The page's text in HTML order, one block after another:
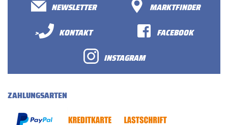
NEWSLETTER
MARKTFINDER
>
KONTAKT
FACEBOOK
INSTAGRAM
ZAHLUNGSARTEN